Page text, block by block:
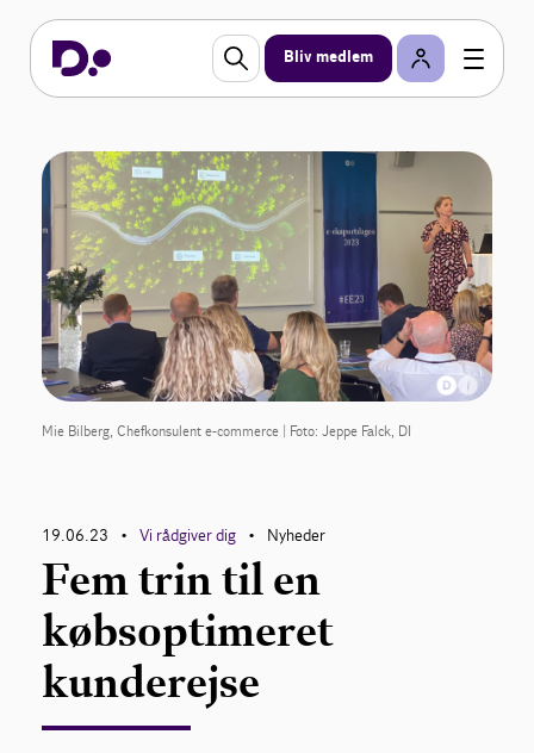
Bliv medlem
Mie Bilberg, Chefkonsulent e-commerce | Foto: Jeppe Falck, DI
19.06.23 • Vi rådgiver dig • Nyheder
Fem trin til en
købsoptimeret
kunderejse